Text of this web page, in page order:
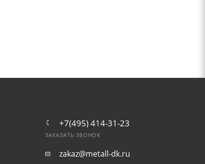
+7(495) 414-31-23
ЗАКАЗАТЬ ЗВОНОК
zakaz@metall-dk.ru